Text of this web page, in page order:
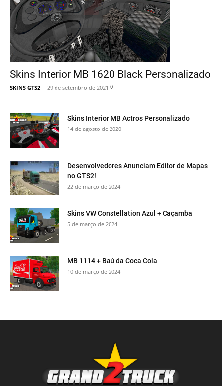
Skins Interior MB 1620 Black Personalizado
SKINS GTS2 - 29 de setembro de 2021 0
Skins Interior MB Actros Personalizado
14 de agosto de 2020
Desenvolvedores Anunciam Editor de Mapas
no GTS2!
22 de março de 2024
Skins VW Constellation Azul + Caçamba
5 de março de 2024
MB 1114 + Baú da Coca Cola
10 de março de 2024